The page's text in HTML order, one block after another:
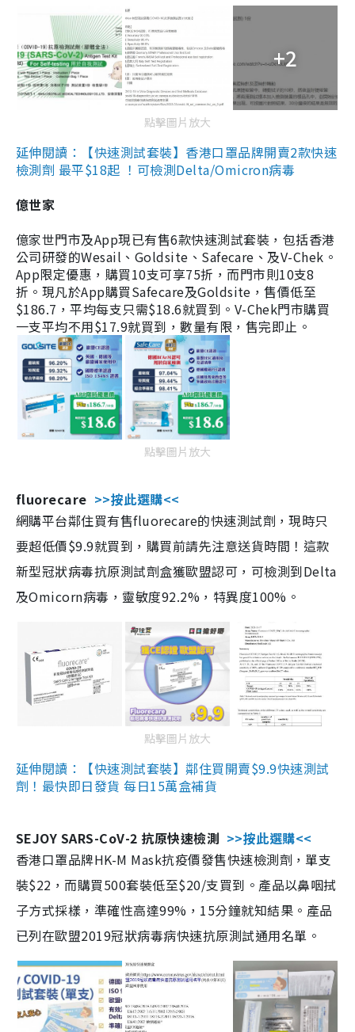
+2
點擊圖片放大
延伸閱讀：【快速測試套裝】香港口罩品牌開賣2款快速
檢測劑 最平$18起 ！可檢測Delta/Omicron病毒
億世家
億家世門市及App現已有售6款快速測試套裝，包括香港
公司研發的Wesail、Goldsite、Safecare、及V-Chek。
App限定優惠，購買10支可享75折，而門市則10支8
折。現凡於App購買Safecare及Goldsite，售價低至
$186.7，平均每支只需$18.6就買到。V-Chek門市購買
一支平均不用$17.9就買到，數量有限，售完即止。
點擊圖片放大
fluorecare >>按此選購<<
網購平台鄰住買有售fluorecare的快速測試劑，現時只
要超低價$9.9就買到，購買前請先注意送貨時間！這款
新型冠狀病毒抗原測試劑盒獲歐盟認可，可檢測到Delta
及Omicorn病毒，靈敏度92.2%，特異度100%。
點擊圖片放大
延伸閱讀：【快速測試套裝】鄰住買開賣$9.9快速測試
劑！最快即日發貨 每日15萬盒補貨
SEJOY SARS-CoV-2 抗原快速檢測 >>按此選購<<
香港口罩品牌HK-M Mask抗疫價發售快速檢測劑，單支
裝$22，而購買500套裝低至$20/支買到。產品以鼻咽拭
子方式採樣，準確性高達99%，15分鐘就知結果。產品
已列在歐盟2019冠狀病毒病快速抗原測試通用名單。